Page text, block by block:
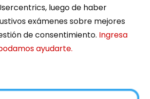
luego de haber
exámenes sobre mejores
de consentimiento. Ingresa
ayudarte.